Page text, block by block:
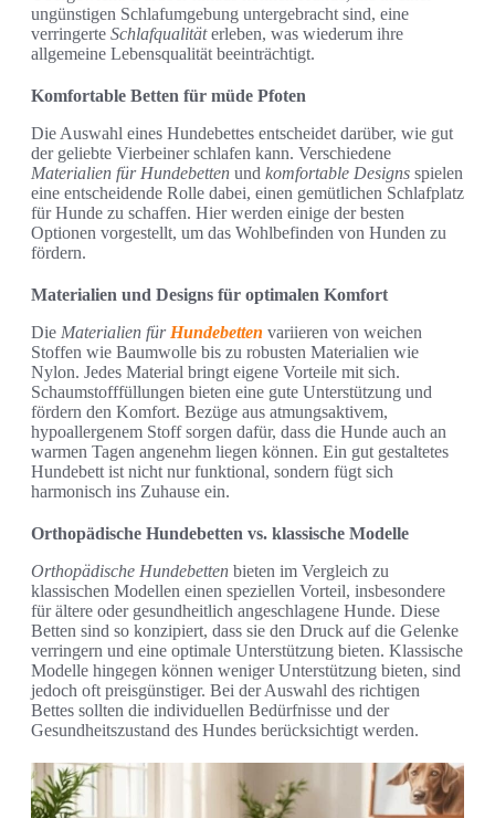
ungünstigen Schlafumgebung untergebracht sind, eine
verringerte Schlafqualitäterleben, was wiederum ihre
allgemeine Lebensqualität beeinträchtigt.
Komfortable Betten für müde Pfoten
Die Auswahl eines Hundebettes entscheidet darüber, wie gut
der geliebte Vierbeiner schlafen kann. Verschiedene
Materialien für Hundebetten und komfortable Designs spielen
eine entscheidende Rolle dabei, einen gemütlichen Schlafplatz
für Hunde zu schaffen. Hier werden einige der besten
Optionen vorgestellt, um das Wohlbefinden von Hunden zu
fördern.
Materialien und Designs für optimalen Komfort
Die Materialien für Hundebetten variieren von weichen
Stoffen wie Baumwolle bis zu robusten Materialien wie
Nylon. Jedes Material bringt eigene Vorteile mit sich.
Schaumstofffüllungen bieten eine gute Unterstützung und
fördern den Komfort. Bezüge aus atmungsaktivem,
hypoallergenem Stoff sorgen dafür, dass die Hunde auch an
warmen Tagen angenehm liegen können. Ein gut gestaltetes
Hundebett ist nicht nur funktional, sondern fügt sich
harmonisch ins Zuhause ein.
Orthopädische Hundebetten vs. klassische Modelle
Orthopädische Hundebetten bieten im Vergleich zu
klassischen Modellen einen speziellen Vorteil, insbesondere
für ältere oder gesundheitlich angeschlagene Hunde. Diese
Betten sind so konzipiert, dass sie den Druck auf die Gelenke
verringern und eine optimale Unterstützung bieten. Klassische
Modelle hingegen können weniger Unterstützung bieten, sind
jedoch oft preisgünstiger. Bei der Auswahl des richtigen
Bettes sollten die individuellen Bedürfnisse und der
Gesundheitszustand des Hundes berücksichtigt werden.